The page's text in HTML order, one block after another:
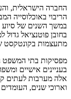
החברה הישראלית,
הריבוי באוכלוסייה
במשך השנים של סיוע
בחובן פוטנציאל גדול
מתעצמות בקונטקסט
מפסיקות בתי המשפט
בעניינים אישיים
אלה מערבות לעתים
וארוכי שנים,